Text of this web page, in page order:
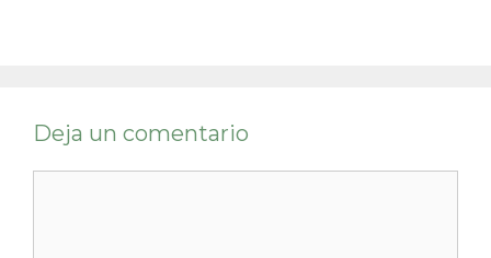
Deja un comentario